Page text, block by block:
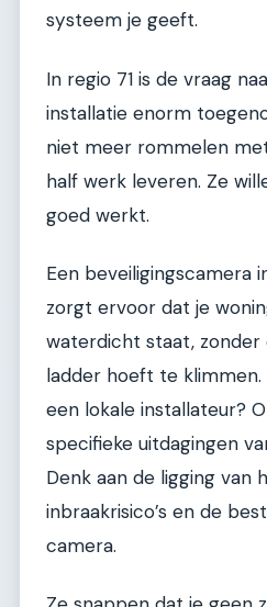
systeem je geeft.
In regio 71 is de vraag
installatie enorm
niet meer rommelen
half werk leveren. Ze
goed werkt.
Een beveiligingscamera
zorgt ervoor dat je
waterdicht staat, zonder
ladder hoeft te
een lokale installateur?
specifieke uitdagingen
Denk aan de ligging van
inbraakrisico’s en de
camera.